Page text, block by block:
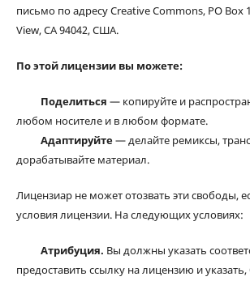
письмо по адресу Creative Commons, PO Box
View, CA 94042, США.
По этой лицензии вы можете:
Поделиться — копируйте и
любом носителе и в любом формате.
Адаптируйте— делайте ремиксы,
дорабатывайте материал.
Лицензиар не может отозвать эти свободы,
условия лицензии. На следующих условиях:
Атрибуция. Вы должны указать
предоставить ссылку на лицензию и